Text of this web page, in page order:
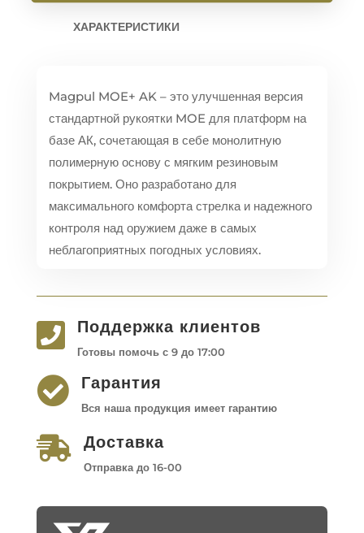
ХАРАКТЕРИСТИКИ
Magpul MOE+ AK – это улучшенная версия
стандартной рукоятки MOE для платформ на
базе АК, сочетающая в себе монолитную
полимерную основу с мягким резиновым
покрытием. Оно разработано для
максимального комфорта стрелка и надежного
контроля над оружием даже в самых
неблагоприятных погодных условиях.
 Поддержка клиентов
Готовы помочь с 9 до 17:00
 Гарантия
Вся наша продукция имеет гарантию
 Доставка
Отправка до 16-00